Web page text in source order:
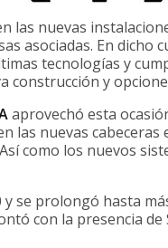
las nuevas
asociadas. En dicho
tecnologías y
construcción y
aprovechó esta
las nuevas cabeceras
como los nuevos
y se prolongó hasta
con la presencia de